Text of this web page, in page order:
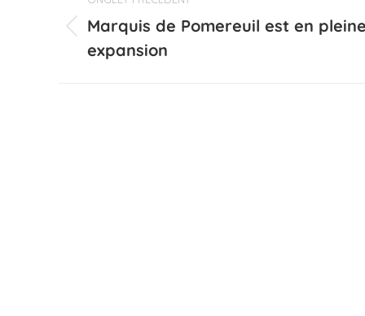
de
commentaire
Onglet
précédent
Marquis de Pomereuil est en pleine
expansion